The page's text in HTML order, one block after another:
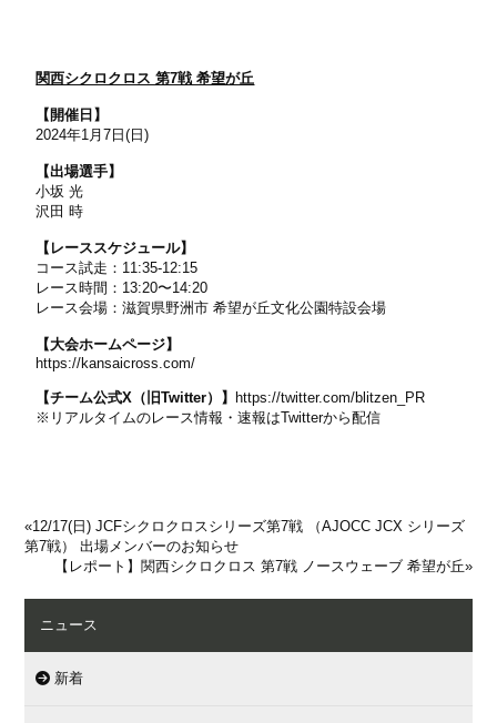
関西シクロクロス 第7戦 希望が丘
【開催日】
2024年1月7日(日)
【出場選手】
小坂 光
沢田 時
【レーススケジュール】
コース試走：11:35-12:15
レース時間：13:20〜14:20
レース会場：滋賀県野洲市 希望が丘文化公園特設会場
【大会ホームページ】
https://kansaicross.com/
【チーム公式X（旧Twitter）】
https://twitter.com/blitzen_PR
※リアルタイムのレース情報・速報はTwitterから配信
«12/17(日) JCFシクロクロスシリーズ第7戦 （AJOCC JCX シリーズ
第7戦） 出場メンバーのお知らせ
【レポート】関西シクロクロス 第7戦 ノースウェーブ 希望が丘»
ニュース
新着